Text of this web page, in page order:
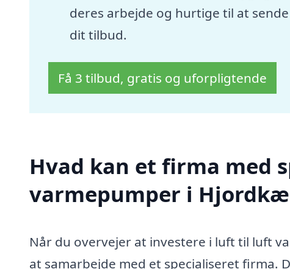
deres arbejde og hurtige til at sende
dit tilbud.
Få 3 tilbud, gratis og uforpligtende
Hvad kan et firma med
varmepumper i
Når du overvejer at investere i luft til luft
at samarbejde med et specialiseret firma.